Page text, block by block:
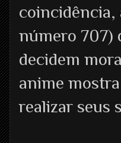
coincidência,
número 707)
decidem
anime
realizar seus